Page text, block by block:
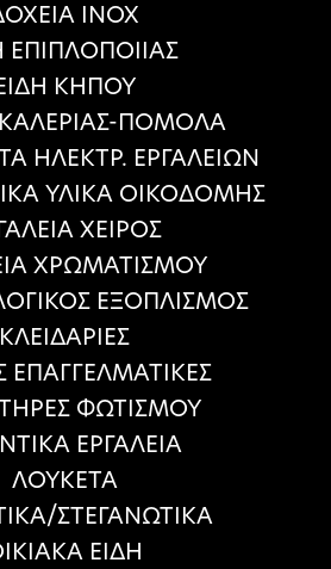
ΙΝΟΧ
ΕΠΙΠΛΟΠΟΙΙΑΣ
ΚΗΠΟΥ
ΠΟΜΟΛΑ
ΗΛΕΚΤΡ. ΕΡΓΑΛΕΙΩΝ
ΥΛΙΚΑ ΟΙΚΟΔΟΜΗΣ
ΧΕΙΡΟΣ
ΧΡΩΜΑΤΙΣΜΟΥ
ΕΞΟΠΛΙΣΜΟΣ
ΚΛΕΙΔΑΡΙΕΣ
ΕΠΑΓΓΕΛΜΑΤΙΚΕΣ
ΦΩΤΙΣΜΟΥ
ΕΡΓΑΛΕΙΑ
ΛΟΥΚΕΤΑ
ΣΤΕΓΑΝΩΤΙΚΑ
ΕΙΔΗ